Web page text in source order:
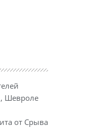
Шевроле
от Срыва